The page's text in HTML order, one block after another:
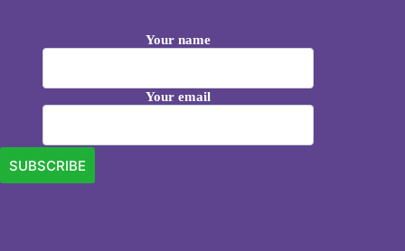
Your name
Your email